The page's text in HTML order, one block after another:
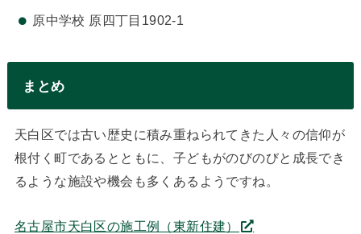
原中学校 原四丁目1902-1
まとめ
天白区では古い歴史に積み重ねられてきた人々の信仰が
根付く町であるとともに、子どもがのびのびと成長でき
るような施設や機会も多くあるようですね。
名古屋市天白区の施工例（東新住建）